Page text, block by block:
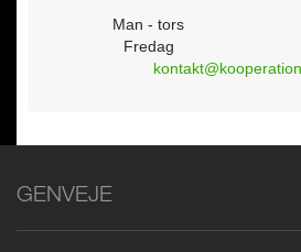
Man - tors
Fredag
GENVEJE